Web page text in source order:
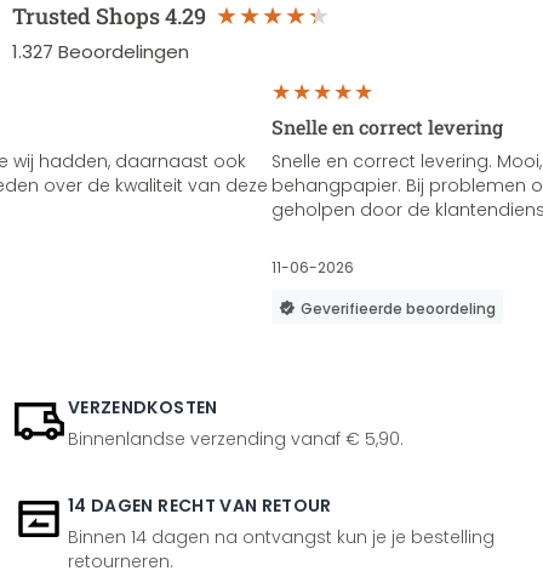
Trusted Shops4.29
1.327 Beoordelingen
wij hadden, daarnaast ook
over de kwaliteit van deze
Snelle en correct levering
Snelle en correct levering.
behangpapier. Bij problemen
geholpen door de
11-06-2026
Geverifieerde beoordeling
VERZENDKOSTEN
Binnenlandse verzending vanaf € 5,90.
14 DAGEN RECHT VAN RETOUR
Binnen 14 dagen na ontvangst kun je je bestelling
retourneren.